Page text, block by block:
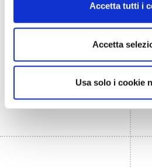
Accetta tutti i
Accetta
Usa solo i cookie